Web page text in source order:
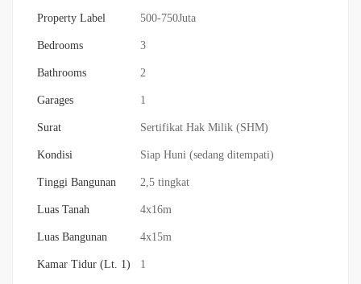
Property Label 500-750Juta
Bedrooms 3
Bathrooms 2
Garages 1
Surat Sertifikat Hak Milik (SHM)
Kondisi Siap Huni (sedang ditempati)
Tinggi Bangunan 2,5 tingkat
Luas Tanah 4x16m
Luas Bangunan 4x15m
Kamar Tidur (Lt. 1) 1